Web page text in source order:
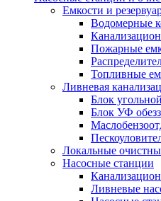
Емкости и
Водомерные
Пожарные
Топливные
Ливневая
Блок
Блок УФ
Локальные
Насосные станции
Ливневые